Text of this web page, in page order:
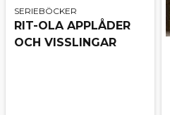
SERIEBÖCKER
RIT-OLA APPLÅDER
OCH VISSLINGAR